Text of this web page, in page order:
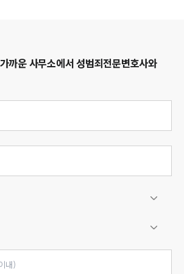
까운 사무소에서 성범죄전문변호사와